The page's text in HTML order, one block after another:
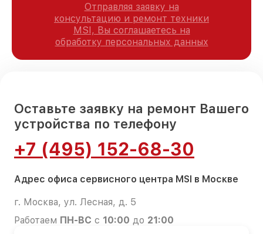
Отправляя заявку на
консультацию и ремонт техники
MSI, Вы соглашаетесь на
обработку персональных данных
Оставьте заявку на ремонт Вашего
устройства по телефону
+7 (495) 152-68-30
Адрес офиса сервисного центра MSI в Москве
г. Москва, ул. Лесная, д. 5
Работаем ПН-ВС с 10:00 до 21:00